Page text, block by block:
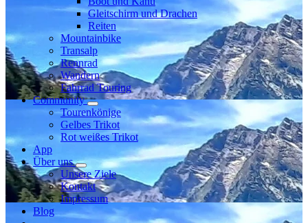
Gleitschirm und Drachen
Reiten
Mountainbike
Transalp
Rennrad
Wandern
Fahrrad Touring
Community
Tourenkönige
Gelbes Trikot
Rot weißes Trikot
App
Über uns
Unsere Ziele
Kontakt
Impressum
Blog